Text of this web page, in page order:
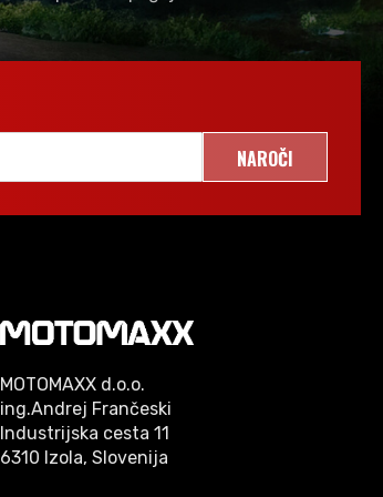
NAROČI
MOTOMAXX d.o.o.
ing.Andrej Frančeski
Industrijska cesta 11
6310 Izola, Slovenija